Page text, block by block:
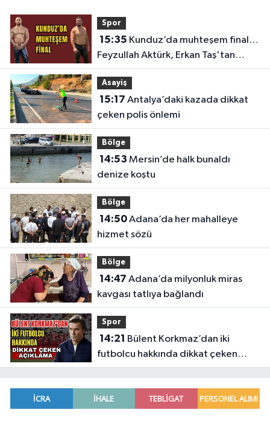
Spor
15:35
Feyzullah Aktürk, Erkan Taş'tan
Kırkpınar'ın rövanşını aldı
Asayiş
15:17
çeken polis önlemi
Bölge
14:53
denize koştu
Bölge
14:50Adana’da her mahalleye
hizmet sözü
Bölge
14:47
kavgası tatlıya bağlandı
Spor
14:21
futbolcu hakkında dikkat çeken
açıklama